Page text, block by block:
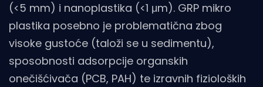
(<5 mm) i nanoplastika (<1 μm). GRP mikro
plastika posebno je problematična zbog
visoke gustoće (taloži se u sedimentu),
sposobnosti adsorpcije organskih
onečišćivača (PCB, PAH) te izravnih fizioloških